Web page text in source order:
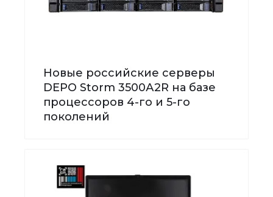
Новые российские серверы
DEPO Storm 3500А2R на базе
процессоров 4-го и 5-го
поколений